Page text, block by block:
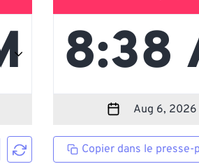
Copier dans le presse-